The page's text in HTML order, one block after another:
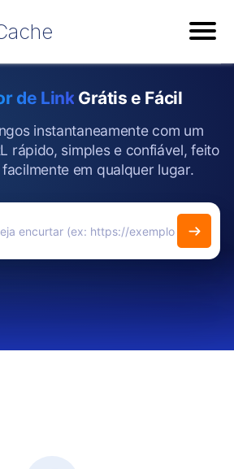
de Link Grátis e Fácil
instantaneamente com um
rápido, simples e confiável, feito
em qualquer lugar.